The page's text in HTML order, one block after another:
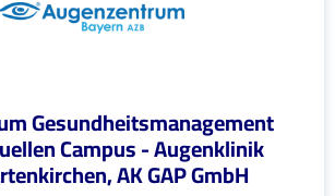
Gesundheitsmanagement
Campus - Augenklinik
AK GAP GmbH